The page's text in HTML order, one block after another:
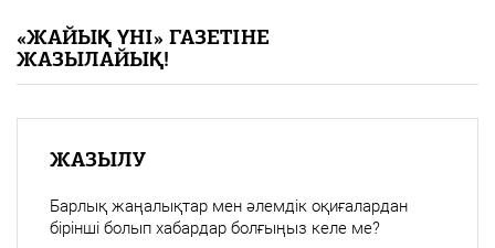
«Жайық үні» — 33 жыл
Каталог
«ЖАЙЫҚ ҮНІ» ГАЗЕТІНЕ
ЖАЗЫЛАЙЫҚ!
ЖАЗЫЛУ
Барлық жаңалықтар мен әлемдік оқиғалардан
бірінші болып хабардар болғыңыз келе ме?